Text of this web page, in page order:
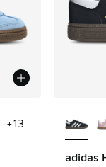
+13
adidas